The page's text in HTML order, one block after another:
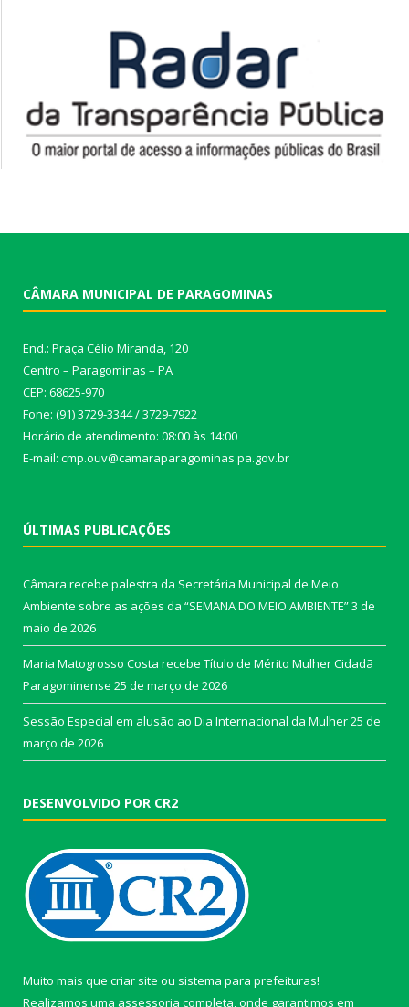
CÂMARA MUNICIPAL DE PARAGOMINAS
End.: Praça Célio Miranda, 120
Centro – Paragominas – PA
CEP: 68625-970
Fone: (91) 3729-3344 / 3729-7922
Horário de atendimento: 08:00 às 14:00
E-mail: cmp.ouv@camaraparagominas.pa.gov.br
ÚLTIMAS PUBLICAÇÕES
Câmara recebe palestra da Secretária Municipal de Meio
Ambiente sobre as ações da “SEMANA DO MEIO AMBIENTE”3 de
maio de 2026
Maria Matogrosso Costa recebe Título de Mérito Mulher Cidadã
Paragominense 25 de março de 2026
Sessão Especial em alusão ao Dia Internacional da Mulher25 de
março de 2026
DESENVOLVIDO POR CR2
Muito mais que criar site ou sistema para prefeituras!
Realizamos uma assessoria completa, onde garantimos em